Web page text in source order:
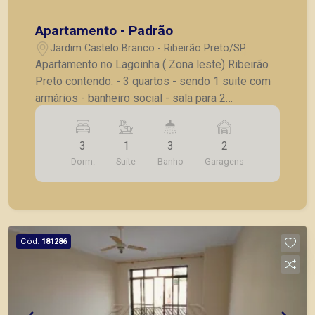
Apartamento - Padrão
Jardim Castelo Branco - Ribeirão Preto/SP
Apartamento no Lagoinha ( Zona leste) Ribeirão
Preto contendo: - 3 quartos - sendo 1 suite com
armários - banheiro social - sala para 2
ambientes - sacada - cozinha com armários -
lavanderia - banheiro de serviço - 2 vagas de
garagem A Piramid tem como objetivo atender
seus clientes com agilidade e segurança, em
locação, vendas de imóveis prontos, usados ou
3
Dorm.
1
Suite
3
Banho
2
Garagens
Cód. 181286